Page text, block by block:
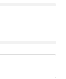
polvo, polen,
disposi...